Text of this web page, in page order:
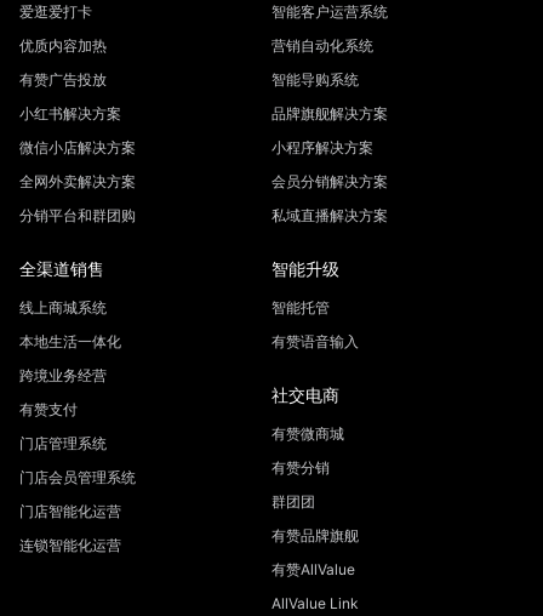
爱逛爱打卡
优质内容加热
有赞广告投放
小红书解决方案
微信小店解决方案
全网外卖解决方案
分销平台和群团购
智能客户运营系统
营销自动化系统
智能导购系统
品牌旗舰解决方案
小程序解决方案
会员分销解决方案
私域直播解决方案
全渠道销售
线上商城系统
本地生活一体化
跨境业务经营
有赞支付
门店管理系统
门店会员管理系统
门店智能化运营
连锁智能化运营
智能升级
智能托管
有赞语音输入
社交电商
有赞微商城
有赞分销
群团团
有赞品牌旗舰
有赞AllValue
AllValue Link